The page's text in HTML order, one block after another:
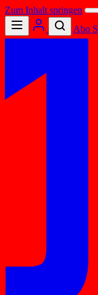
Zum Inhalt springen
Abo